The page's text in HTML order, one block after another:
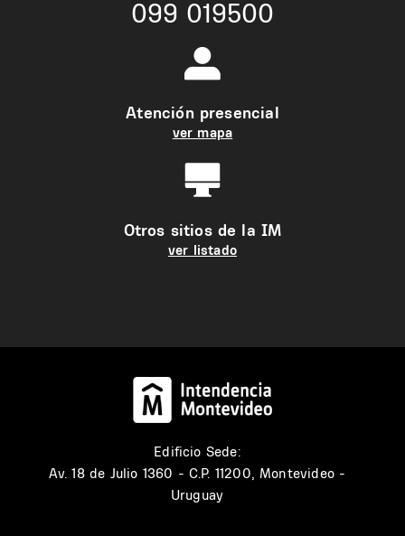
099 019500
Atención presencial
ver mapa
Otros sitios de la IM
ver listado
Edificio Sede:
Av. 18 de Julio 1360 - C.P. 11200, Montevideo -
Uruguay